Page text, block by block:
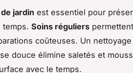
jardin est essentiel pour
temps. Soins réguliers
coûteuses. Un
douce élimine saletés et
avec le temps.